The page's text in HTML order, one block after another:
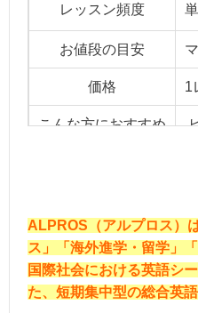
レッスン頻度
お値段の目安
価格 1
こんな方におすすめ
ALPROS（アルプロス）
ス」「海外進学・留学」
国際社会における英語シ
た、短期集中型の総合英語